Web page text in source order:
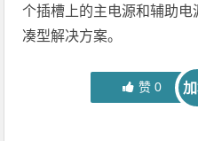
个插槽上的主电源和辅助
凑型解决方案。
赞 0